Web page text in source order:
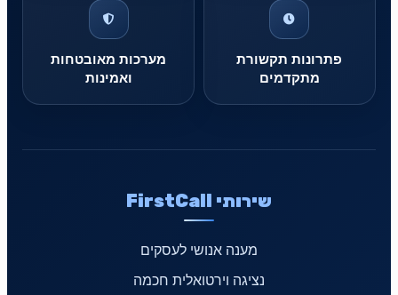
פתרונות תקשורת
מתקדמים
מערכות מאובטחות
ואמינות
שירותי FirstCall
מענה אנושי לעסקים
נציגה וירטואלית חכמה